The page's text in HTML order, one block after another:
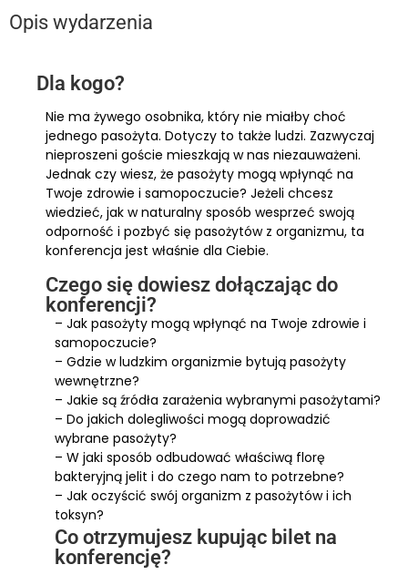
Opis wydarzenia
Dla kogo?
Nie ma żywego osobnika, który nie miałby choć
jednego pasożyta. Dotyczy to także ludzi. Zazwyczaj
nieproszeni goście mieszkają w nas niezauważeni.
Jednak czy wiesz, że pasożyty mogą wpłynąć na
Twoje zdrowie i samopoczucie? Jeżeli chcesz
wiedzieć, jak w naturalny sposób wesprzeć swoją
odporność i pozbyć się pasożytów z organizmu, ta
konferencja jest właśnie dla Ciebie.
Czego się dowiesz dołączając do
konferencji?
– Jak pasożyty mogą wpłynąć na Twoje zdrowie i
samopoczucie?
– Gdzie w ludzkim organizmie bytują pasożyty
wewnętrzne?
– Jakie są źródła zarażenia wybranymi pasożytami?
– Do jakich dolegliwości mogą doprowadzić
wybrane pasożyty?
– W jaki sposób odbudować właściwą florę
bakteryjną jelit i do czego nam to potrzebne?
– Jak oczyścić swój organizm z pasożytów i ich
toksyn?
Co otrzymujesz kupując bilet na
konferencję?